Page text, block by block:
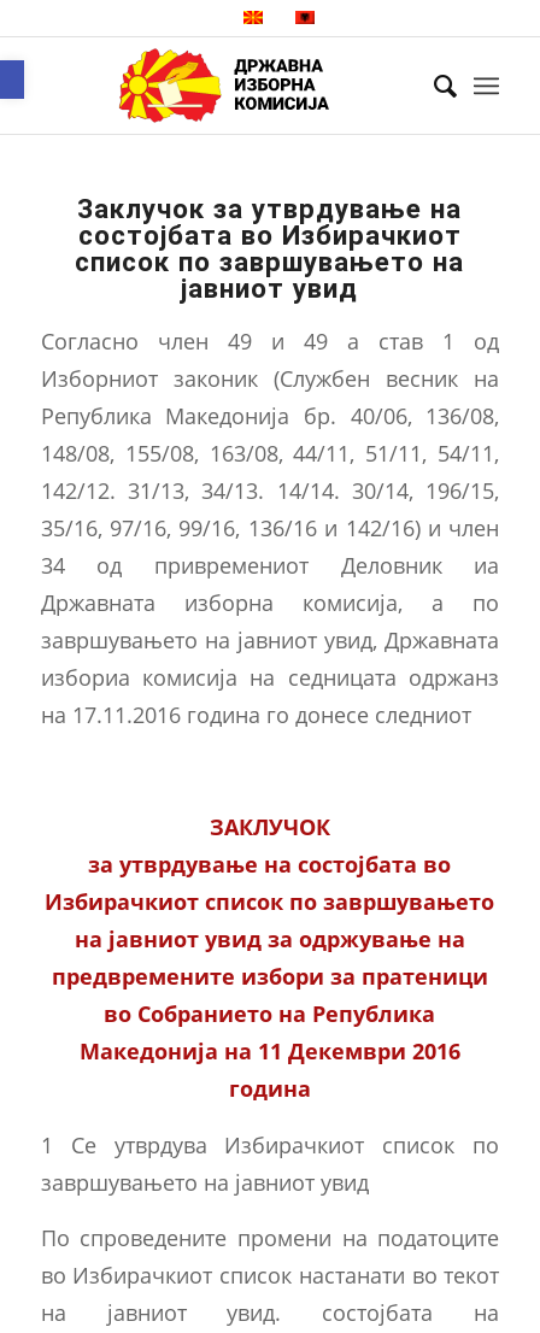
Заклучок за утврдување на
состојбата во Избирачкиот
список по завршувањето на
јавниот увид
Согласно член 49 и 49 а став 1 од
Изборниот законик (Службен весник нa
Република Македонија бр. 40/06, 136/08,
148/08, 155/08, 163/08, 44/11, 51/11, 54/11,
142/12. 31/13, 34/13. 14/14. 30/14, 196/15,
35/16, 97/16, 99/16, 136/16 и 142/16) и член
34 од привремениот Деловник иа
Државната изборна комисија, a пo
завршувањето на јавниот увид, Државната
избориа комисија на седницата одржанз
на 17.11.2016 година го донесе следниот
ЗАКЛУЧОК
за утврдување на состојбата во
Избирачкиот список по завршувањето
на јавниот увид за одржување на
предвремените избори за пратеници
во Собранието на Република
Македонија на 11 Декември 2016
година
1 Се утврдува Избирачкиот список по
завршувањето на јавниот увид
По спроведените промени на податоците
во Избирачкиот список настанати во текот
на јавниот увид. состојбата на
Open toolbar